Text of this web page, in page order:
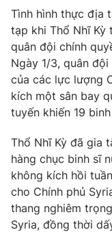
Nhân vật
Khán giả
Giải sao mai
Âm nhạc
Sao
Đời sống
Du lịch
Làm đẹp
Chất lượng cuộc
Giáo dục
Tuyển sinh
Học trực tuyến
Công nghệ
Hitech Công nghệ
Sản phẩm
Thị trường
Tư vấn
Lịch phát sóng
Chuyên mục khác
Tình hình thực địa
tạp khi Thổ Nhĩ Kỳ
quân đội chính
Ngày 1/3, quân
của các lực lượng
kích một sân bay
tuyến khiến 19
Thổ Nhĩ Kỳ đã gia
hàng chục binh sĩ
không kích hồi
cho Chính phủ
thang nghiêm
Syria, đồng thời